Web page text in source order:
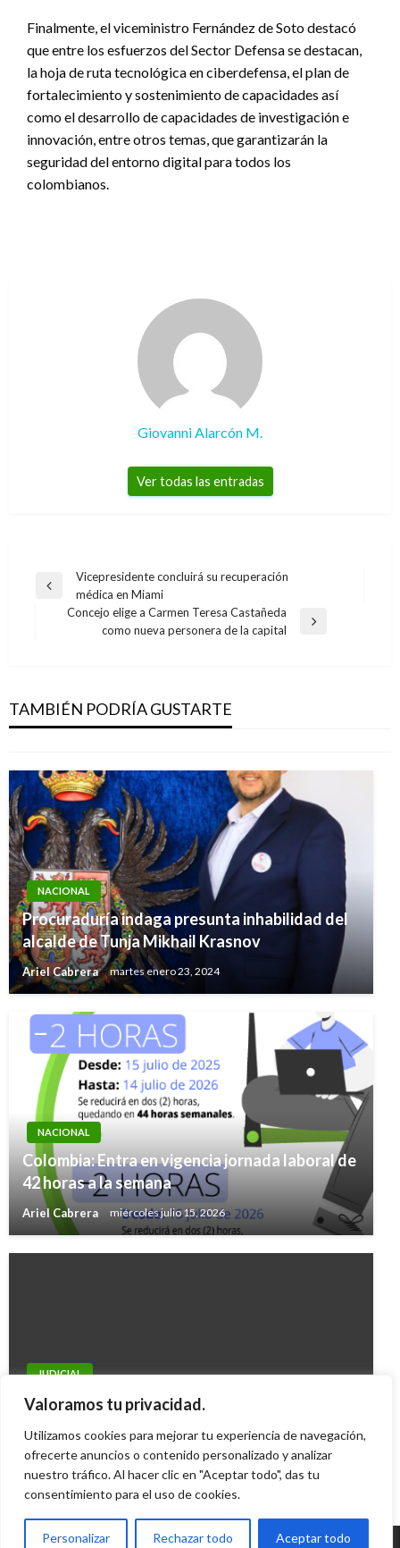
Valoramos tu privacidad.
Utilizamos cookies para mejorar tu experiencia de navegación,
ofrecerte anuncios o contenido personalizado y analizar
nuestro tráfico. Al hacer clic en "Aceptar todo", das tu
consentimiento para el uso de cookies.
Personalizar Rechazar todo Aceptar todo
Finalmente, el viceministro Fernández de Soto destacó
que entre los esfuerzos del Sector Defensa se destacan,
la hoja de ruta tecnológica en ciberdefensa, el plan de
fortalecimiento y sostenimiento de capacidades así
como el desarrollo de capacidades de investigación e
innovación, entre otros temas, que garantizarán la
seguridad del entorno digital para todos los
colombianos.
Giovanni Alarcón M.
Ver todas las entradas
Navegación
entradas
Entrada
anterior
Vicepresidente concluirá su recuperación
médica en Miami
Concejo elige a Carmen Teresa Castañeda
como nueva personera de la capital
TAMBIÉN PODRÍA GUSTARTE
de embarcación a la deriva
Juan Sebastián Obando jueves diciembre 27, 2012
NACIONAL
Procuraduría indaga presunta inhabilidad del
alcalde de Tunja Mikhail Krasnov
Ariel Cabrera martes enero 23, 2024
NACIONAL
Colombia: Entra en vigencia jornada laboral de
42 horas a la semana
Ariel Cabrera miércoles julio 15, 2026
JUDICIAL
Inés Vives Lacouture enfrenta cargos por
Iván Briceño jueves septiembre 8, 2011